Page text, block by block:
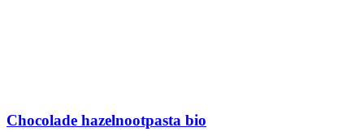
Chocolade hazelnootpasta bio